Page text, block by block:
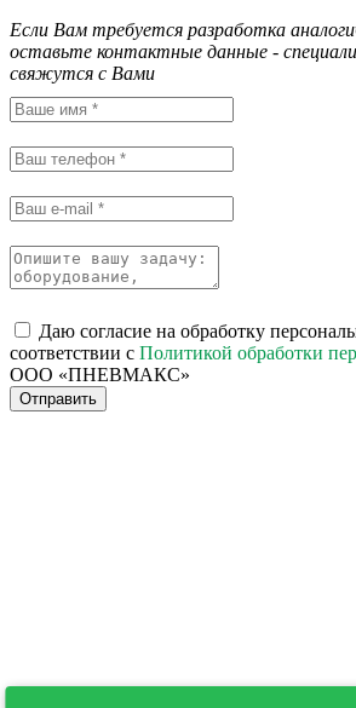
Если Вам требуется разработка
оставьте контактные данные -
свяжутся с Вами
Даю согласие на обработку
соответствии с Политикой обработки
ООО «ПНЕВМАКС»
Отправить